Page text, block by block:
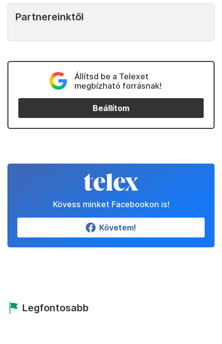
Partnereinktől
Állítsd be a Telexet
megbízható forrásnak!
Beállítom
Kövess minket Facebookon is!
Követem!
Legfontosabb